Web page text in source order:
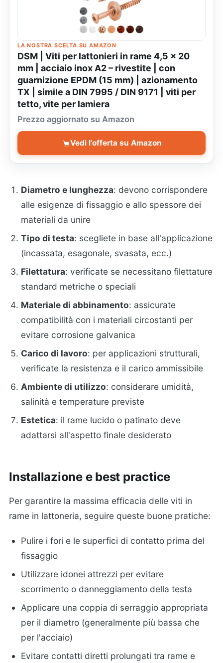
LA NOSTRA SCELTA SU AMAZON
DSM | Viti per lattonieri in rame 4,5 x 20
mm | acciaio inox A2 – rivestite | con
guarnizione EPDM (15 mm) | azionamento
TX | simile a DIN 7995 / DIN 9171 | viti per
tetto, vite per lamiera
Prezzo aggiornato su Amazon
Vedi l'offerta su Amazon
Diametro e lunghezza: devono corrispondere
alle esigenze di fissaggio e allo spessore dei
materiali da unire
Tipo di testa: scegliete in base all'applicazione
(incassata, esagonale, svasata, ecc.)
Filettatura: verificate se necessitano filettature
standard metriche o speciali
Materiale di abbinamento: assicurate
compatibilità con i materiali circostanti per
evitare corrosione galvanica
Carico di lavoro: per applicazioni strutturali,
verificate la resistenza e il carico ammissibile
Ambiente di utilizzo: considerare umidità,
salinità e temperature previste
Estetica: il rame lucido o patinato deve
adattarsi all'aspetto finale desiderato
Installazione e best practice
Per garantire la massima efficacia delle viti in
rame in lattoneria, seguire queste buone pratiche:
Pulire i fori e le superfici di contatto prima del
fissaggio
Utilizzare idonei attrezzi per evitare
scorrimento o danneggiamento della testa
Applicare una coppia di serraggio appropriata
per il diametro (generalmente più bassa che
per l'acciaio)
Evitare contatti diretti prolungati tra rame e